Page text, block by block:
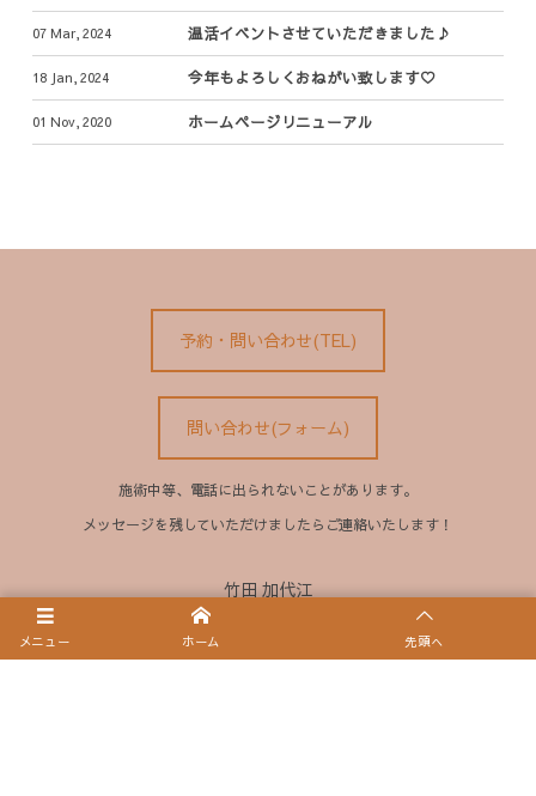
07 Mar,2024 温活イベントさせていただきました♪
18 Jan ,2024 今年もよろしくおねがい致します♡
01 Nov,2020 ホームページリニューアル
予約・問い合わせ(TEL)
問い合わせ(フォーム)
施術中等、電話に出られないことがあります。
メッセージを残していただけましたらご連絡いたします！
竹田 加代江
メニュー ホーム 先頭へ